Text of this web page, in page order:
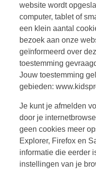
website wordt
computer, tablet of
een klein aantal
bezoek aan onze
geïnformeerd over
toestemming
Jouw toestemming
gebieden:
Je kunt je afmelden
door je
geen cookies meer
Explorer, Firefox en
informatie die eerder
instellingen van je